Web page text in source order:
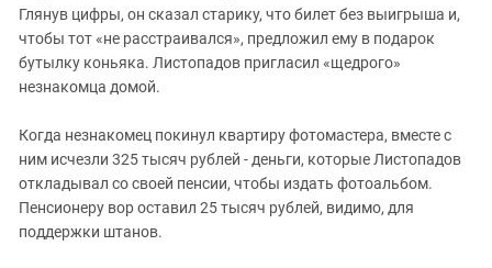
Южная Осетия
Южный Кавказ
ЮФО
Глянув цифры, он сказал старику, что билет без выигрыша и,
чтобы тот «не расстраивался», предложил ему в подарок
бутылку коньяка. Листопадов пригласил «щедрого»
незнакомца домой.
Когда незнакомец покинул квартиру фотомастера, вместе с
ним исчезли 325 тысяч рублей - деньги, которые Листопадов
откладывал со своей пенсии, чтобы издать фотоальбом.
Пенсионеру вор оставил 25 тысяч рублей, видимо, для
поддержки штанов.